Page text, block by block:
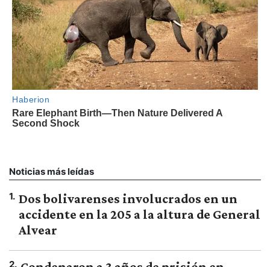
Noticias más leídas
1. Dos bolivarenses involucrados en un
accidente en la 205 a la altura de General
Alvear
2.